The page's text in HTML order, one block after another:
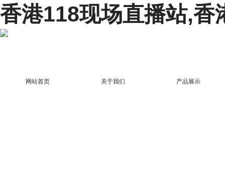
香港118现场直播站,香
网站首页 关于我们 产品展示